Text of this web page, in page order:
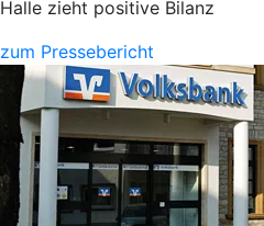
Halle zieht positive Bilanz
zum Pressebericht